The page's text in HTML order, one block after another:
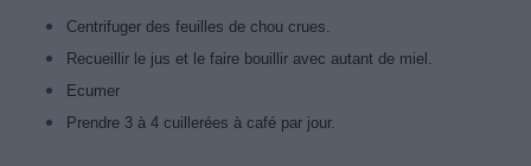
Centrifuger des feuilles de chou crues.
Recueillir le jus et le faire bouillir avec autant de miel.
Ecumer
Prendre 3 à 4 cuillerées à café par jour.